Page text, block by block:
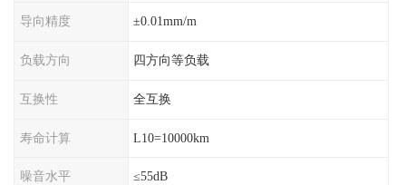
导向精度 ±0.01mm/m
负载方向 四方向等负载
互换性 全互换
寿命计算 L10=10000km
噪音水平 ≤55dB